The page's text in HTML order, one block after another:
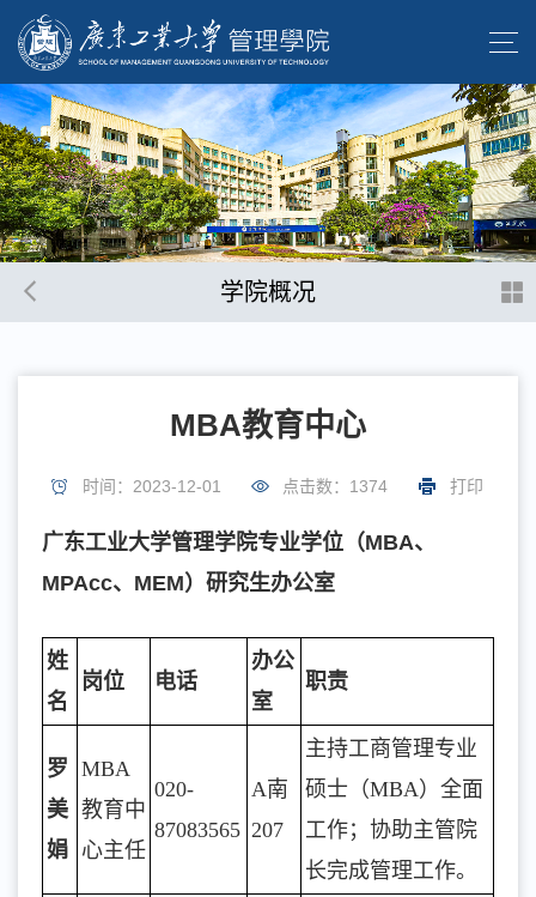
学院概况
MBA教育中心
时间：2023-12-01 点击数： 1374 打印
广东工业大学管理学院专业学位（MBA、
MPAcc、MEM）研究生办公室
姓
名
岗位 电话
办公
室
职责
罗
美
娟
MBA
教育中
心主任
020-
87083565
A南
207
主持工商管理专业
硕士（MBA）全面
工作；协助主管院
长完成管理工作。